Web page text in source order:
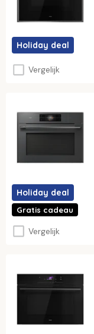
Holiday deal
Vergelijk
Holiday deal
Gratis cadeau
Vergelijk